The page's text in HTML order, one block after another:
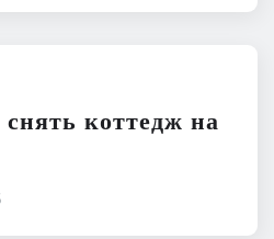
коттедж на